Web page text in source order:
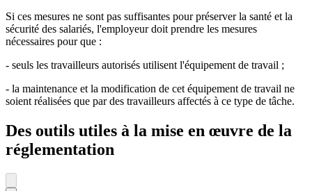
Si ces mesures ne sont pas suffisantes pour préserver la santé et la
sécurité des salariés, l'employeur doit prendre les mesures
nécessaires pour que :
- seuls les travailleurs autorisés utilisent l'équipement de travail ;
- la maintenance et la modification de cet équipement de travail ne
soient réalisées que par des travailleurs affectés à ce type de tâche.
Des outils utiles à la mise en œuvre de la
réglementation